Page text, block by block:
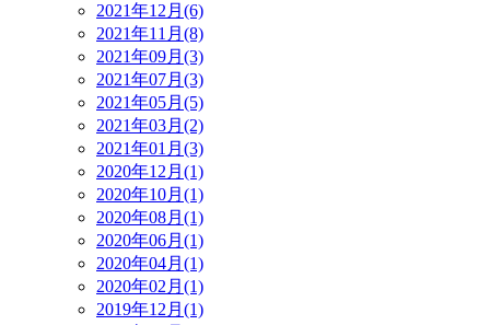
2021年12月(6)
2021年11月(8)
2021年09月(3)
2021年07月(3)
2021年05月(5)
2021年03月(2)
2021年01月(3)
2020年12月(1)
2020年10月(1)
2020年08月(1)
2020年06月(1)
2020年04月(1)
2020年02月(1)
2019年12月(1)